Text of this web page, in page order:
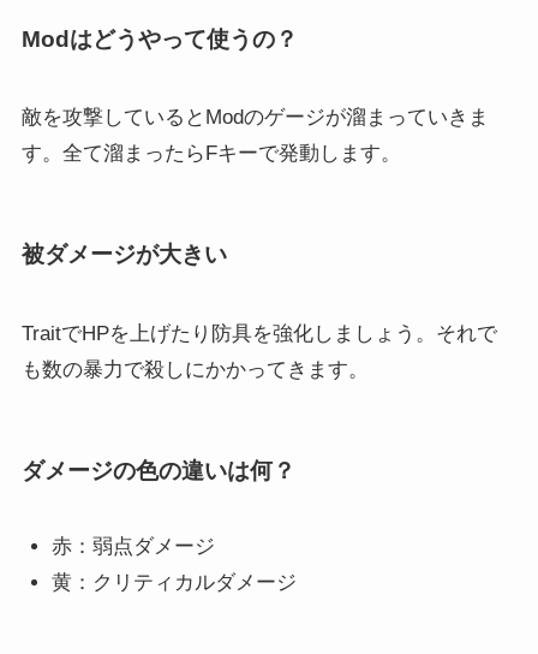
Modはどうやって使うの？
敵を攻撃しているとModのゲージが溜まっていきま
す。全て溜まったらFキーで発動します。
被ダメージが大きい
TraitでHPを上げたり防具を強化しましょう。それで
も数の暴力で殺しにかかってきます。
ダメージの色の違いは何？
赤：弱点ダメージ
黄：クリティカルダメージ